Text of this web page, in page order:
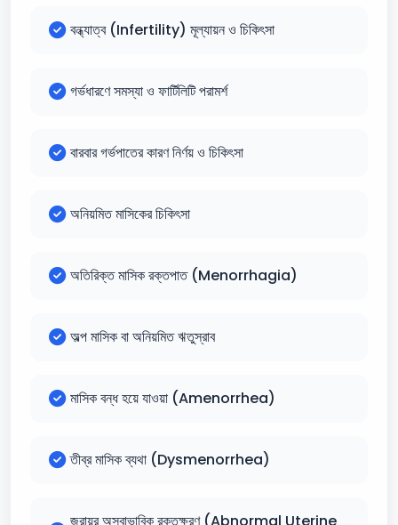
বন্ধ্যাত্ব (Infertility) মূল্যায়ন ও চিকিৎসা
গর্ভধারণে সমস্যা ও ফার্টিলিটি পরামর্শ
বারবার গর্ভপাতের কারণ নির্ণয় ও চিকিৎসা
অনিয়মিত মাসিকের চিকিৎসা
অতিরিক্ত মাসিক রক্তপাত (Menorrhagia)
অল্প মাসিক বা অনিয়মিত ঋতুস্রাব
মাসিক বন্ধ হয়ে যাওয়া (Amenorrhea)
তীব্র মাসিক ব্যথা (Dysmenorrhea)